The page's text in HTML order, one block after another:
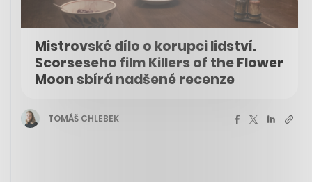
Mistrovské dílo o korupci lidství.
Scorseseho film Killers of the Flower
Moon sbírá nadšené recenze
TOMÁŠ CHLEBEK